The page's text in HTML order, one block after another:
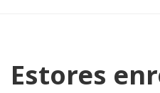
Estores